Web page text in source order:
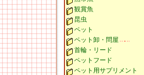
観賞魚
昆虫
ペット
ペット卸・問屋
首輪・リード
ペットフード
ペット用サプリメント